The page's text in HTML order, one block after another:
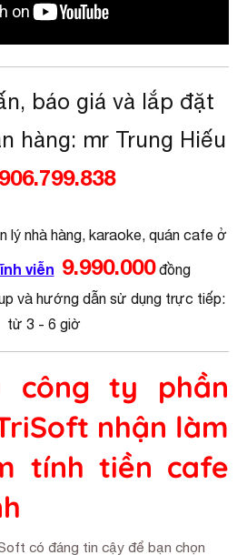
báo giá và lắp đặt
hàng: mr Trung Hiếu
lý nhà hàng, karaoke, quán cafe ở
viễn 9.990.000đồng
và hướng dẫn sử dụng trực tiếp:
từ 3 - 6 giờ
công ty phần
nhận làm
tính tiền cafe
có đáng tin cậy để bạn chọn